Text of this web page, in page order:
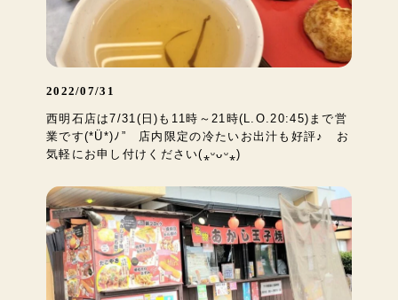
2022/07/31
西明石店は7/31(日)も11時～21時(L.O.20:45)まで営
業です(*Ü*)ﾉ” 店内限定の冷たいお出汁も好評♪ お
気軽にお申し付けください(⁎ᵕᴗᵕ⁎)